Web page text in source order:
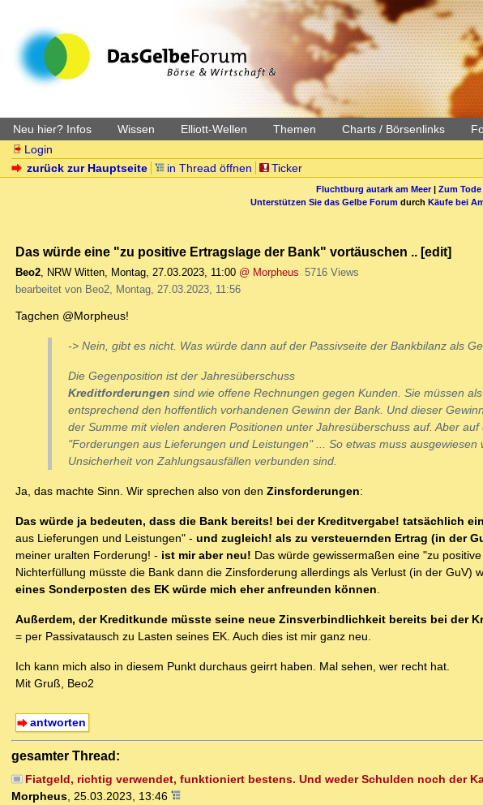
Neu hier? Infos Wissen Elliott-Wellen Themen Charts / Börsenlinks
Login
zurück zur Hauptseite
in Thread öffnen Ticker
Fluchtburg autark am Meer| Zum
Unterstützen Sie das Gelbe Forum durch Käufe bei
Das würde eine "zu positive Ertragslage der Bank" vortäuschen .. [edit]
Beo2, NRW Witten, Montag, 27.03.2023, 11:00 @ Morpheus 5716 Views
bearbeitet von Beo2, Montag, 27.03.2023, 11:56
Tagchen @Morpheus!
-> Nein, gibt es nicht. Was würde dann auf der Passivseite der Bankbilanz als
Die Gegenposition ist der Jahresüberschuss
Kreditforderungen sind wie offene Rechnungen gegen Kunden. Sie müssen
entsprechend den hoffentlich vorhandenen Gewinn der Bank. Und dieser
der Summe mit vielen anderen Positionen unter Jahresüberschuss auf. Aber
"Forderungen aus Lieferungen und Leistungen" ... So etwas muss
Unsicherheit von Zahlungsausfällen verbunden sind.
Ja, das machte Sinn. Wir sprechen also von den Zinsforderungen:
Das würde ja bedeuten, dass die Bank bereits! bei der Kreditvergabe! tatsächlich
aus Lieferungen und Leistungen" - und zugleich! als zu versteuernden Ertrag (in der
meiner uralten Forderung! - ist mir aber neu! Das würde gewissermaßen eine "zu
Nichterfüllung müsste die Bank dann die Zinsforderung allerdings als Verlust (in der GuV)
eines Sonderposten des EK würde mich eher anfreunden können.
Außerdem, der Kreditkunde müsste seine neue Zinsverbindlichkeit bereits bei der
= per Passivatausch zu Lasten seines EK. Auch dies ist mir ganz neu.
Ich kann mich also in diesem Punkt durchaus geirrt haben. Mal sehen, wer recht hat.
Mit Gruß, Beo2
antworten
gesamter Thread:
Fiatgeld, richtig verwendet, funktioniert bestens. Und weder Schulden noch der
Morpheus, 25.03.2023, 13:46